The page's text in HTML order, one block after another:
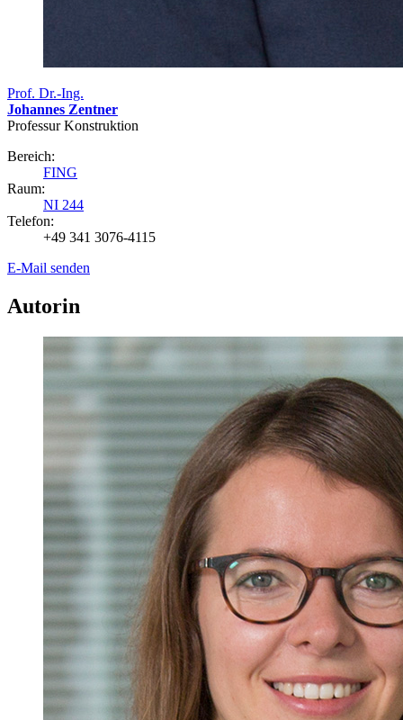
Prof. Dr.-Ing.
Johannes Zentner
Professur Konstruktion
Bereich:
FING
Raum:
NI 244
Telefon:
+49 341 3076-4115
E-Mail senden
Autorin